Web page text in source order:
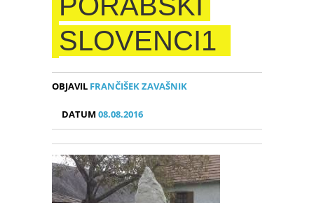
SLOVENCI1
OBJAVIL FRANČIŠEK ZAVAŠNIK
DATUM08.08.2016